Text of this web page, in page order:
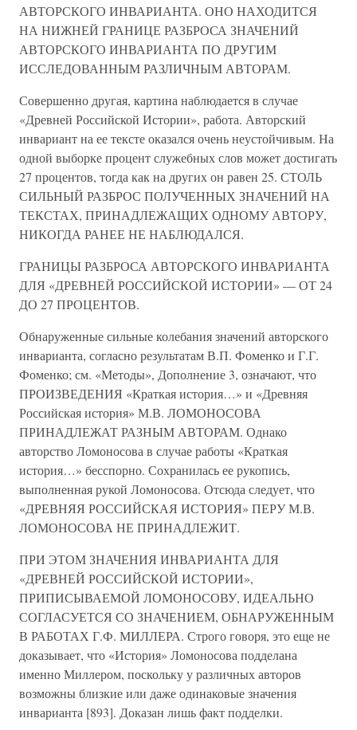
АВТОРСКОГО ИНВАРИАНТА. ОНО НАХОДИТСЯ
НА НИЖНЕЙ ГРАНИЦЕ РАЗБРОСА ЗНАЧЕНИЙ
АВТОРСКОГО ИНВАРИАНТА ПО ДРУГИМ
ИССЛЕДОВАННЫМ РАЗЛИЧНЫМ АВТОРАМ.
Совершенно другая, картина наблюдается в случае
«Древней Российской Истории», работа. Авторский
инвариант на ее тексте оказался очень неустойчивым. На
одной выборке процент служебных слов может достигать
27 процентов, тогда как на других он равен 25. СТОЛЬ
СИЛЬНЫЙ РАЗБРОС ПОЛУЧЕННЫХ ЗНАЧЕНИЙ НА
ТЕКСТАХ, ПРИНАДЛЕЖАЩИХ ОДНОМУ АВТОРУ,
НИКОГДА РАНЕЕ НЕ НАБЛЮДАЛСЯ.
ГРАНИЦЫ РАЗБРОСА АВТОРСКОГО ИНВАРИАНТА
ДЛЯ «ДРЕВНЕЙ РОССИЙСКОЙ ИСТОРИИ» — ОТ 24
ДО 27 ПРОЦЕНТОВ.
Обнаруженные сильные колебания значений авторского
инварианта, согласно результатам В.П. Фоменко и Г.Г.
Фоменко; см. «Методы», Дополнение 3, означают, что
ПРОИЗВЕДЕНИЯ «Краткая история…» и «Древняя
Российская история» М.В. ЛОМОНОСОВА
ПРИНАДЛЕЖАТ РАЗНЫМ АВТОРАМ. Однако
авторство Ломоносова в случае работы «Краткая
история…» бесспорно. Сохранилась ее рукопись,
выполненная рукой Ломоносова. Отсюда следует, что
«ДРЕВНЯЯ РОССИЙСКАЯ ИСТОРИЯ» ПЕРУ М.В.
ЛОМОНОСОВА НЕ ПРИНАДЛЕЖИТ.
ПРИ ЭТОМ ЗНАЧЕНИЯ ИНВАРИАНТА ДЛЯ
«ДРЕВНЕЙ РОССИЙСКОЙ ИСТОРИИ»,
ПРИПИСЫВАЕМОЙ ЛОМОНОСОВУ, ИДЕАЛЬНО
СОГЛАСУЕТСЯ СО ЗНАЧЕНИЕМ, ОБНАРУЖЕННЫМ
В РАБОТАХ Г.Ф. МИЛЛЕРА. Строго говоря, это еще не
доказывает, что «История» Ломоносова подделана
именно Миллером, поскольку у различных авторов
возможны близкие или даже одинаковые значения
инварианта [893]. Доказан лишь факт подделки.